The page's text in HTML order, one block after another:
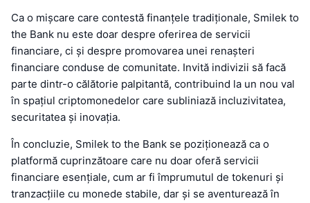
Ca o mișcare care contestă finanțele tradiționale, Smilek to
the Bank nu este doar despre oferirea de servicii
financiare, ci și despre promovarea unei renașteri
financiare conduse de comunitate. Invită indivizii să facă
parte dintr-o călătorie palpitantă, contribuind la un nou val
în spațiul criptomonedelor care subliniază incluzivitatea,
securitatea și inovația.
În concluzie, Smilek to the Bank se poziționează ca o
platformă cuprinzătoare care nu doar oferă servicii
financiare esențiale, cum ar fi împrumutul de tokenuri și
tranzacțiile cu monede stabile, dar și se aventurează în